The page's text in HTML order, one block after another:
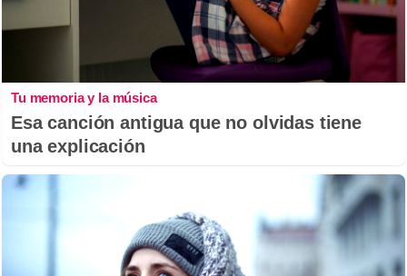
Tu memoria y la música
Esa canción antigua que no olvidas tiene
una explicación